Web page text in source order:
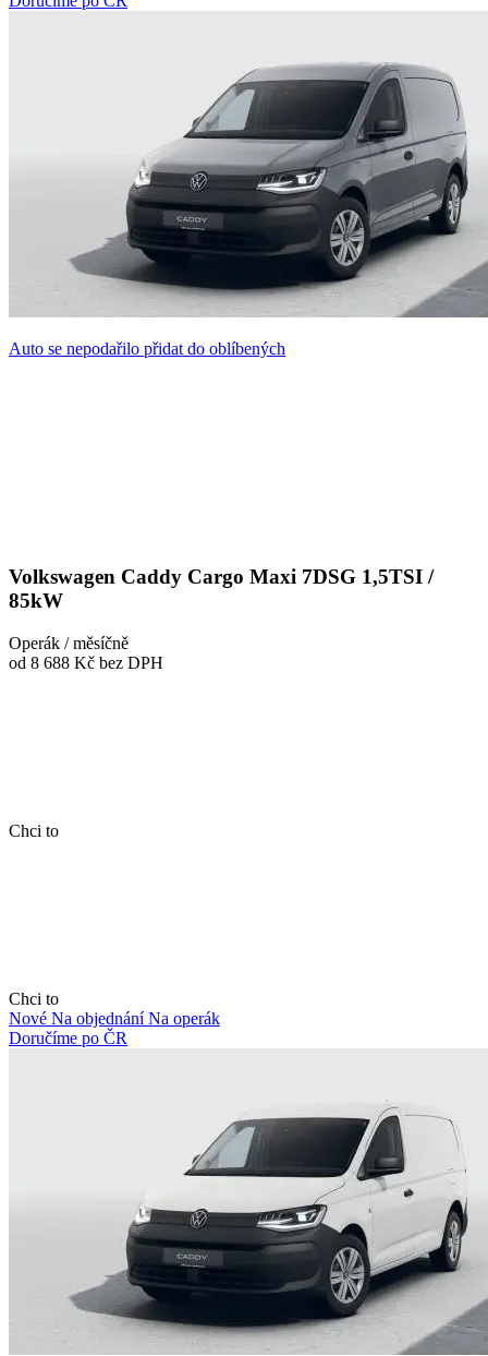
Auto se nepodařilo přidat do oblíbených
Volkswagen Caddy Cargo Maxi 7DSG 1,5TSI /
85kW
Operák / měsíčně
od 8 688 Kč bez DPH
Chci to
Chci to
Nové Na objednáníNa operák
Doručíme po ČR